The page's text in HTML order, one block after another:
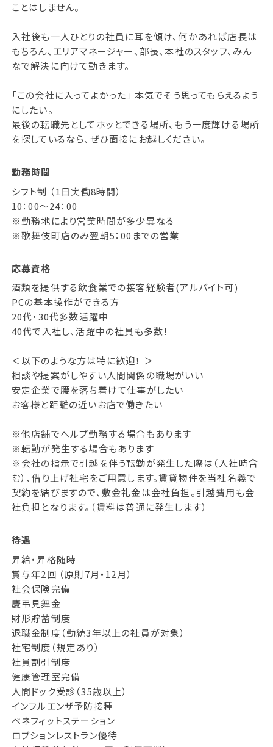
ことはしません。
入社後も一人ひとりの社員に耳を傾け、何かあれば店長は
もちろん、エリアマネージャー、部長、本社のスタッフ、みん
なで解決に向けて動きます。
「この会社に入ってよかった」 本気でそう思ってもらえるよう
にしたい。
最後の転職先としてホッとできる場所、もう一度輝ける場所
を探しているなら、ぜひ面接にお越しください。
勤務時間
シフト制 （1日実働8時間）
10：00～24：00
※勤務地により営業時間が多少異なる
※歌舞伎町店のみ翌朝5：00までの営業
応募資格
酒類を提供する飲食業での接客経験者(アルバイト可)
PCの基本操作ができる方
20代・30代多数活躍中
40代で入社し、活躍中の社員も多数！
＜以下のような方は特に歓迎！ ＞
相談や提案がしやすい人間関係の職場がいい
安定企業で腰を落ち着けて仕事がしたい
お客様と距離の近いお店で働きたい
※他店舗でヘルプ勤務する場合もあります
※転勤が発生する場合もあります
※会社の指示で引越を伴う転勤が発生した際は（入社時含
む）、借り上げ社宅をご用意します。賃貸物件を当社名義で
契約を結びますので、敷金礼金は会社負担。引越費用も会
社負担となります。（賃料は普通に発生します）
待遇
昇給・昇格随時
賞与年2回 （原則7月・12月）
社会保険完備
慶弔見舞金
財形貯蓄制度
退職金制度（勤続3年以上の社員が対象）
社宅制度（規定あり）
社員割引制度
健康管理室完備
人間ドック受診（35歳以上）
インフルエンザ予防接種
ベネフィットステーション
ロブションレストラン優待